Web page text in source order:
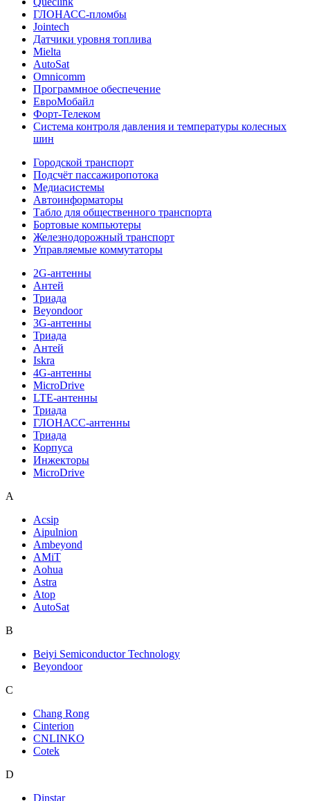
ГЛОНАСС-пломбы
Jointech
Датчики уровня топлива
Mielta
AutoSat
Omnicomm
Программное обеспечение
ЕвроМобайл
Форт-Телеком
Система контроля давления и температуры колесных
шин
Городской транспорт
Подсчёт пассажиропотока
Медиасистемы
Автоинформаторы
Табло для общественного транспорта
Бортовые компьютеры
Железнодорожный транспорт
Управляемые коммутаторы
2G-антенны
Антей
Триада
Beyondoor
3G-антенны
Триада
Антей
Iskra
4G-антенны
MicroDrive
LTE-антенны
Триада
ГЛОНАСС-антенны
Триада
Корпуса
Инжекторы
MicroDrive
A
Acsip
Aipulnion
Ambeyond
AMiT
Aohua
Astra
Atop
AutoSat
B
Beiyi Semiconductor Technology
Beyondoor
C
Chang Rong
Cinterion
CNLINKO
Cotek
D
Dinstar